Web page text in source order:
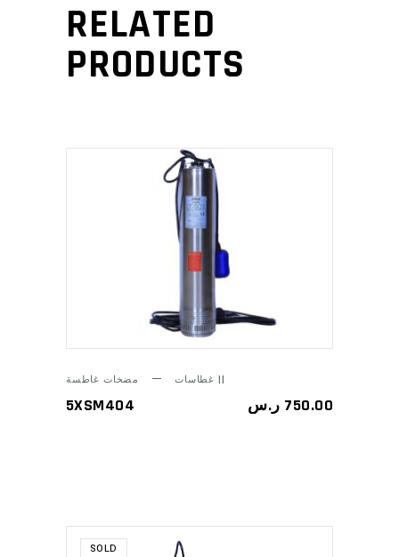
RELATED
PRODUCTS
ADD TO CART
غطاسات مضخات غاطسة ||
5XSM404 750.00 ر.س
SOLD